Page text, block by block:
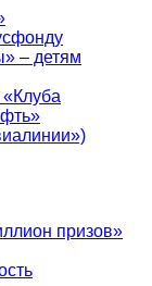
– детям
призов»